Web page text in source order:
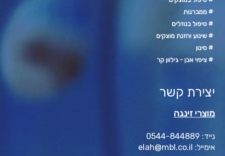
# ממברנות
# טיפול בנוזלים
# שינוע והזנת מוצקים
# סינון
# ציפוי אבן - גילוון קר
יצירת קשר
מוצרי זינגה
נייד: 0544-844889
אימייל: elah@mbl.co.il